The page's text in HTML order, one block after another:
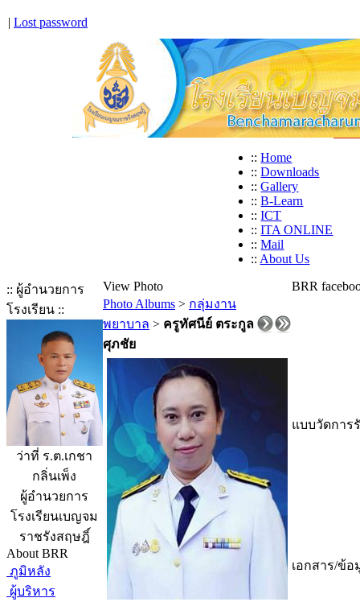
| Lost password
:: Home
:: Downloads
:: Gallery
:: B-Learn
:: ICT
:: ITA ONLINE
:: Mail
:: About Us
:: ผู้อำนวยการ
โรงเรียน ::
ว่าที่ ร.ต.เกชา
กลิ่นเพ็ง
ผู้อำนวยการ
โรงเรียนเบญจม
ราชรังสฤษฎิ์
About BRR
ภูมิหลัง
ผู้บริหาร
View Photo
Photo Albums > กลุ่มงาน
พยาบาล > ครูทัศนีย์ ตระกูล
ศุภชัย
BRR
แบบวัดการ
เอกสาร/ข้อ